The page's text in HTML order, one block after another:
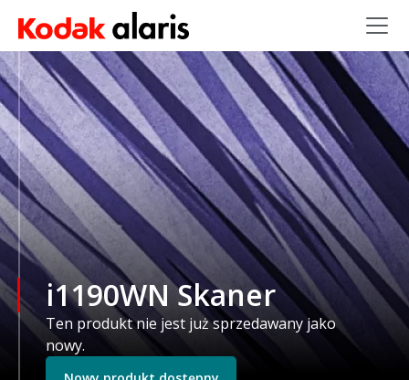
i1190WN Skaner
Ten produkt nie jest już sprzedawany jako
nowy.